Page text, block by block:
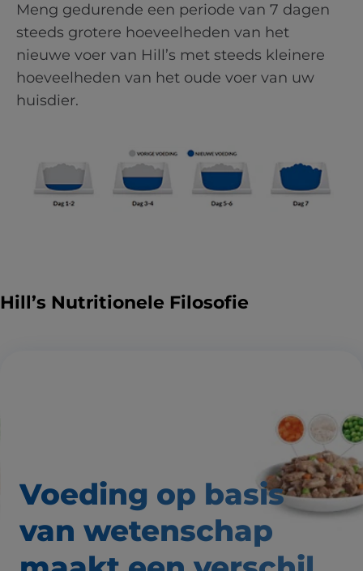
Meng gedurende een periode van 7 dagen
steeds grotere hoeveelheden van het
nieuwe voer van Hill’s met steeds kleinere
hoeveelheden van het oude voer van uw
huisdier.
Hill’s Nutritionele Filosofie
Voeding op basis
van wetenschap